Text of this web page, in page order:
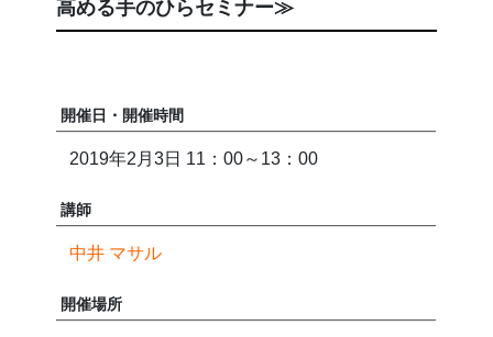
高める手のひらセミナー≫
開催日・開催時間
2019年2月3日 11：00～13：00
講師
中井 マサル
開催場所